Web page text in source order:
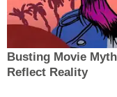
Busting Movie
Reflect Reality